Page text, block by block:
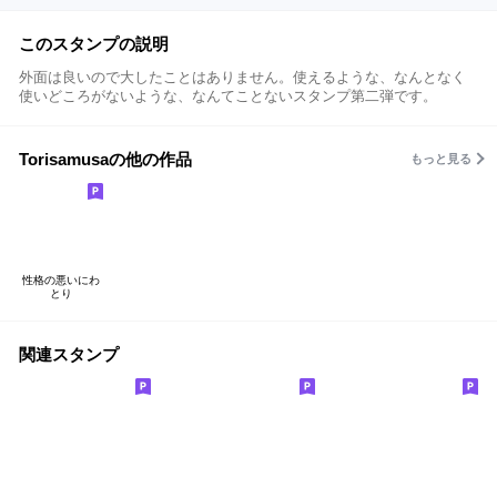
このスタンプの説明
外面は良いので大したことはありません。使えるような、なんとなく
使いどころがないような、なんてことないスタンプ第二弾です。
Torisamusaの他の作品 もっと見る
性格の悪いにわ
とり
関連スタンプ